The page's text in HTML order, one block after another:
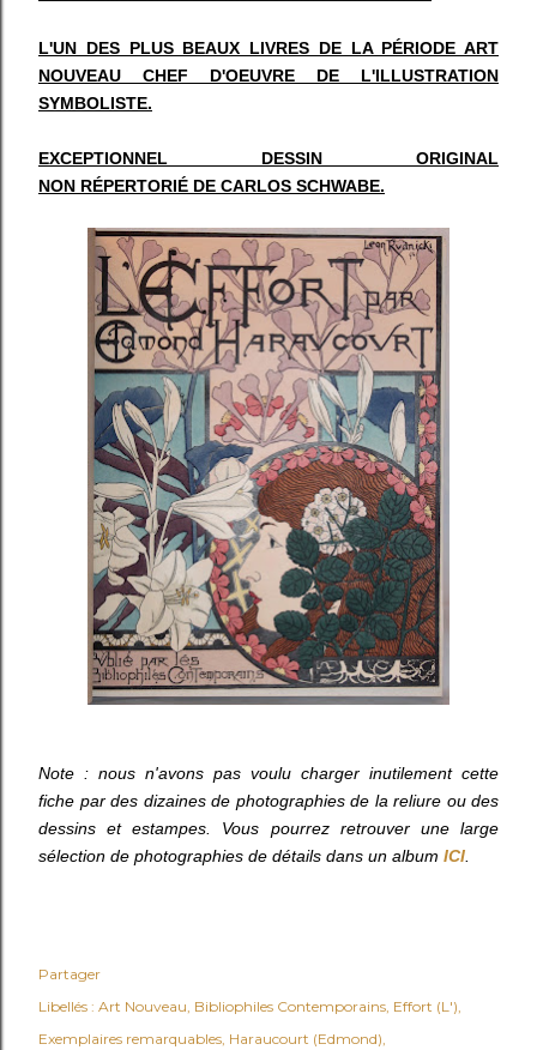
L'UN DES PLUS BEAUX LIVRES DE LA PÉRIODE ART
NOUVEAU CHEF D'OEUVRE DE L'ILLUSTRATION
SYMBOLISTE.
EXCEPTIONNEL DESSIN ORIGINAL
NON RÉPERTORIÉ DE CARLOS SCHWABE.
Note : nous n'avons pas voulu charger inutilement cette
fiche par des dizaines de photographies de la reliure ou des
dessins et estampes. Vous pourrez retrouver une large
sélection de photographies de détails dans un album ICI.
Partager
Libellés : Art Nouveau Bibliophiles Contemporains Effort (L')
Exemplaires remarquables Haraucourt (Edmond)